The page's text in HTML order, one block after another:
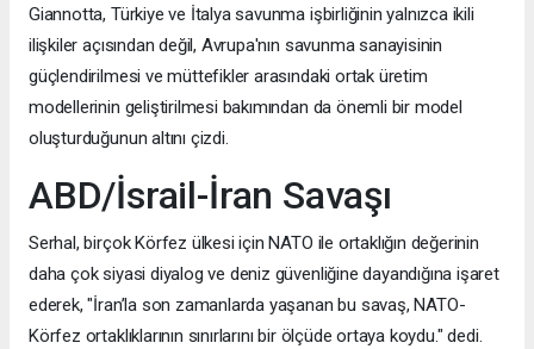
Giannotta, Türkiye ve İtalya savunma işbirliğinin yalnızca ikili
ilişkiler açısından değil, Avrupa'nın savunma sanayisinin
güçlendirilmesi ve müttefikler arasındaki ortak üretim
modellerinin geliştirilmesi bakımından da önemli bir model
oluşturduğunun altını çizdi.
ABD/İsrail-İran Savaşı
Serhal, birçok Körfez ülkesi için NATO ile ortaklığın değerinin
daha çok siyasi diyalog ve deniz güvenliğine dayandığına işaret
ederek, "İran’la son zamanlarda yaşanan bu savaş, NATO-
Körfez ortaklıklarının sınırlarını bir ölçüde ortaya koydu." dedi.